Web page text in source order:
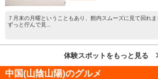
７月末の月曜ということもあり、館内スムーズに見て回れま
ずっと佇んで見...
体験スポットをもっと見る
中国(山陰山陽)のグルメ